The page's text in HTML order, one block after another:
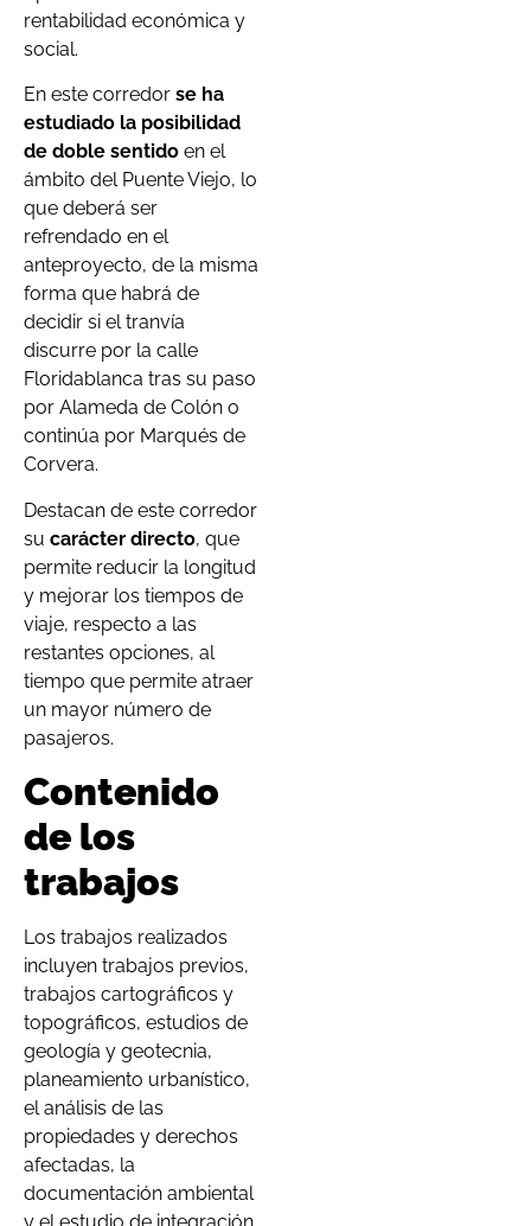
rentabilidad económica y
social.
En este corredor se ha
estudiado la posibilidad
de doble sentido en el
ámbito del Puente Viejo, lo
que deberá ser
refrendado en el
anteproyecto, de la misma
forma que habrá de
decidir si el tranvía
discurre por la calle
Floridablanca tras su paso
por Alameda de Colón o
continúa por Marqués de
Corvera.
Destacan de este corredor
su carácter directo, que
permite reducir la longitud
y mejorar los tiempos de
viaje, respecto a las
restantes opciones, al
tiempo que permite atraer
un mayor número de
pasajeros.
Contenido
de los
trabajos
Los trabajos realizados
incluyen trabajos previos,
trabajos cartográficos y
topográficos, estudios de
geología y geotecnia,
planeamiento urbanístico,
el análisis de las
propiedades y derechos
afectadas, la
documentación ambiental